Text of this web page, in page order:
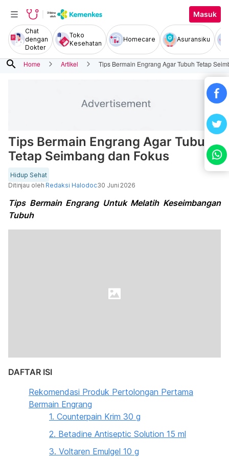
Masuk
Chat
dengan
Dokter
Toko
Kesehatan
Homecare Asuransiku
search Home Artikel Tips Bermain Engrang Agar Tubuh Tetap
Tips Bermain Engrang Agar Tubuh
Tetap Seimbang dan Fokus
Hidup Sehat
Ditinjau oleh Redaksi Halodoc30 Juni 2026
Tips Bermain Engrang Untuk Melatih Keseimbangan
Tubuh
DAFTAR ISI
Rekomendasi Produk Pertolongan Pertama
Bermain Engrang
1. Counterpain Krim 30 g
2. Betadine Antiseptic Solution 15 ml
3. Voltaren Emulgel 10 g